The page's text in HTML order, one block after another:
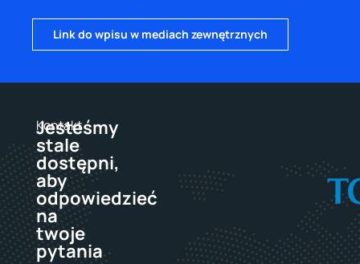
Link do wpisu w mediach zewnętrznych
Kontakt
Jesteśmy
stale
dostępni,
aby
odpowiedzieć
na
twoje
pytania